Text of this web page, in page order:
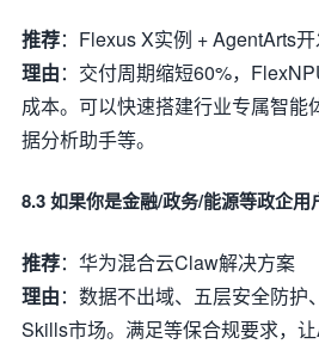
推荐：Flexus X实例 + AgentArts
理由：交付周期缩短60%，
成本。可以快速搭建行业专属智能
据分析助手等。
8.3 如果你是金融/政务/能源等政企用
推荐：华为混合云Claw解决方案
理由：数据不出域、五层安全防
Skills市场。满足等保合规要求，